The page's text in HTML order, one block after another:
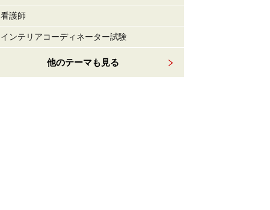
看護師
インテリアコーディネーター試験
他のテーマも見る